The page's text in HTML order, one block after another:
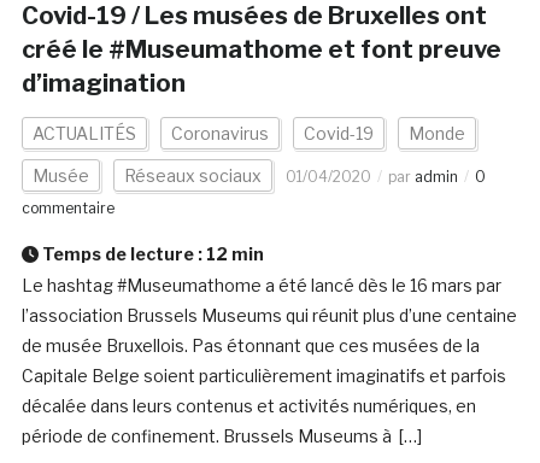
Covid-19 / Les musées de Bruxelles ont
créé le #Museumathome et font preuve
d’imagination
ACTUALITÉS Coronavirus Covid-19 Monde
Musée Réseaux sociaux 01/04/2020 par admin
0
commentaire
Temps de lecture : 12 min
Le hashtag #Museumathome a été lancé dès le 16 mars par
l’association Brussels Museums qui réunit plus d’une centaine
de musée Bruxellois. Pas étonnant que ces musées de la
Capitale Belge soient particulièrement imaginatifs et parfois
décalée dans leurs contenus et activités numériques, en
période de confinement. Brussels Museums à […]